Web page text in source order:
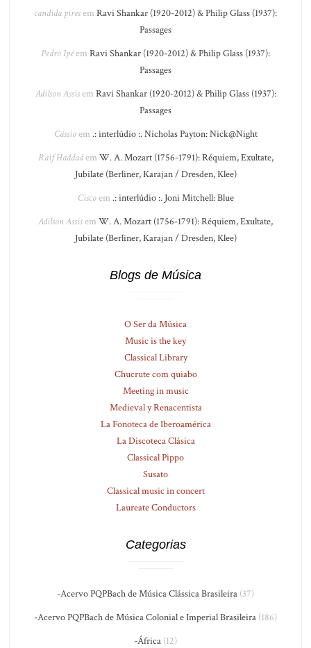
candida piresem Ravi Shankar (1920-2012) & Philip Glass (1937):
Passages
Pedro Ipêem Ravi Shankar (1920-2012) & Philip Glass (1937):
Passages
Adilson Assisem Ravi Shankar (1920-2012) & Philip Glass (1937):
Passages
Cássioem .: interlúdio :. Nicholas Payton: Nick@Night
Raif Haddadem W. A. Mozart (1756-1791): Réquiem, Exultate,
Jubilate (Berliner, Karajan / Dresden, Klee)
Ciscoem .: interlúdio :. Joni Mitchell: Blue
Adilson Assisem W. A. Mozart (1756-1791): Réquiem, Exultate,
Jubilate (Berliner, Karajan / Dresden, Klee)
Blogs de Música
O Ser da Música
Music is the key
Classical Library
Chucrute com quiabo
Meeting in music
Medieval y Renacentista
La Fonoteca de Iberoamérica
La Discoteca Clásica
Classical Pippo
Susato
Classical music in concert
Laureate Conductors
Categorias
-Acervo PQPBach de Música Clássica Brasileira (37)
-Acervo PQPBach de Música Colonial e Imperial Brasileira (186)
-África (12)